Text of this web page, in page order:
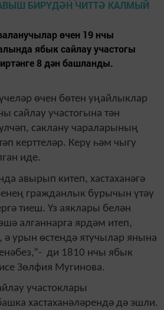
өчен 19 нчы
ябык сайлау участогы
8 дән башланды.
өчен бөтен уңайлыклар
сайлау участогына тән
саклану чараларының
керттеләр. Керү һәм чыгу
иде.
авырып китеп, хастаханәгә
гражданлык бурычын үтәү
тиеш. Үз аяклары белән
алганнарга ярдәм итеп,
урын өстендә ятучылар янына
ди 1810 нчы ябык
Зөлфия Мугинова.
участоклары
хастаханәләрендә дә эшли.